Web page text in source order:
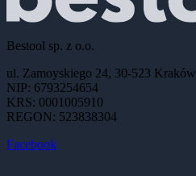
Bestool sp. z o.o.
ul. Zamoyskiego 24, 30-523 Kraków
NIP: 6793254654
KRS: 0001005910
REGON: 523838304
Facebook